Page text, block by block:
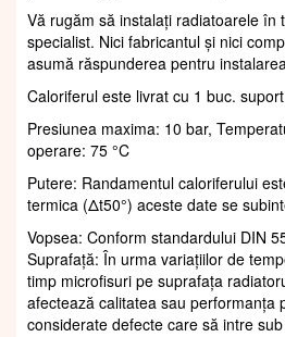
Vă rugăm să instalați radiatoarele în
specialist. Nici fabricantul și nici
asumă răspunderea pentru
Caloriferul este livrat cu 1 buc.
Presiunea maxima: 10 bar,
operare: 75 °C
Putere: Randamentul caloriferului
termica (Δt50°) aceste date se
Vopsea: Conform standardului DIN
Suprafaţă: În urma variațiilor de
timp microfisuri pe suprafața
afectează calitatea sau performanța
considerate defecte care să intre